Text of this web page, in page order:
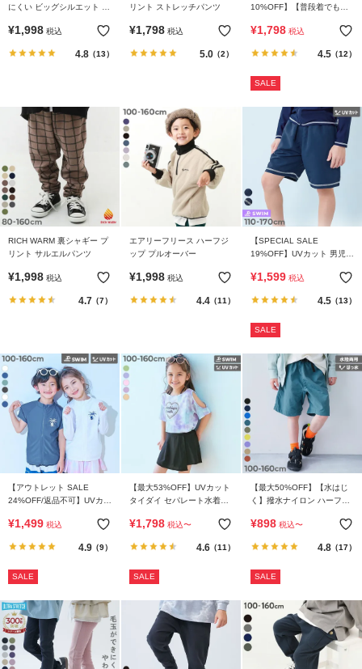
にくい ビッグシルエット 袖
ャツ
¥1,998 税込
4.8（13）
リント ストレッチパンツ
¥1,798 税込
5.0（2）
10%OFF】【普段着でもパ
半袖セットアップ
¥1,798 税込
4.5（12）
SALE
RICH WARM 裏シャギー プ
リント サルエルパンツ
¥1,998 税込
4.7（7）
エアリーフリース ハーフジ
ップ プルオーバー
¥1,998 税込
4.4（11）
【SPECIAL SALE
19%OFF】UVカット 男児
着
¥1,599 税込
4.5（13）
SALE
【アウトレット SALE
24%OFF/返品不可】UVカッ
プラッシュガード
¥1,499 税込
4.9（9）
SALE
【最大53%OFF】UVカット
タイダイ セパレート水着
¥1,798 税込〜
4.6（11）
SALE
【最大50%OFF】【水はじ
く】撥水ナイロン ハーフパ
¥898 税込〜
4.8（17）
SALE